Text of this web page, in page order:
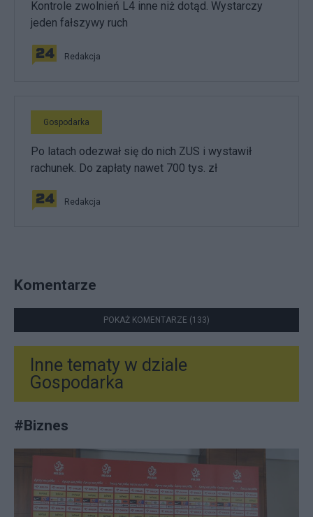
Kontrole zwolnień L4 inne niż dotąd. Wystarczy
jeden fałszywy ruch
Redakcja
Gospodarka
Po latach odezwał się do nich ZUS i wystawił
rachunek. Do zapłaty nawet 700 tys. zł
Redakcja
Komentarze
POKAŻ KOMENTARZE (133)
Inne tematy w dziale
Gospodarka
#Biznes